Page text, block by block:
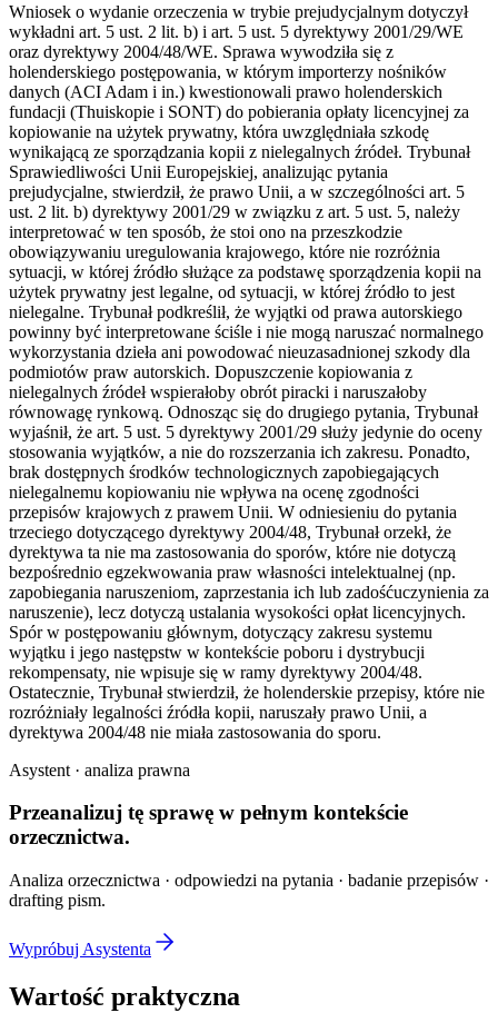
Wniosek o wydanie orzeczenia w trybie prejudycjalnym dotyczył
wykładni art. 5 ust. 2 lit. b) i art. 5 ust. 5 dyrektywy 2001/29/WE
oraz dyrektywy 2004/48/WE. Sprawa wywodziła się z
holenderskiego postępowania, w którym importerzy nośników
danych (ACI Adam i in.) kwestionowali prawo holenderskich
fundacji (Thuiskopie i SONT) do pobierania opłaty licencyjnej za
kopiowanie na użytek prywatny, która uwzględniała szkodę
wynikającą ze sporządzania kopii z nielegalnych źródeł. Trybunał
Sprawiedliwości Unii Europejskiej, analizując pytania
prejudycjalne, stwierdził, że prawo Unii, a w szczególności art. 5
ust. 2 lit. b) dyrektywy 2001/29 w związku z art. 5 ust. 5, należy
interpretować w ten sposób, że stoi ono na przeszkodzie
obowiązywaniu uregulowania krajowego, które nie rozróżnia
sytuacji, w której źródło służące za podstawę sporządzenia kopii na
użytek prywatny jest legalne, od sytuacji, w której źródło to jest
nielegalne. Trybunał podkreślił, że wyjątki od prawa autorskiego
powinny być interpretowane ściśle i nie mogą naruszać normalnego
wykorzystania dzieła ani powodować nieuzasadnionej szkody dla
podmiotów praw autorskich. Dopuszczenie kopiowania z
nielegalnych źródeł wspierałoby obrót piracki i naruszałoby
równowagę rynkową. Odnosząc się do drugiego pytania, Trybunał
wyjaśnił, że art. 5 ust. 5 dyrektywy 2001/29 służy jedynie do oceny
stosowania wyjątków, a nie do rozszerzania ich zakresu. Ponadto,
brak dostępnych środków technologicznych zapobiegających
nielegalnemu kopiowaniu nie wpływa na ocenę zgodności
przepisów krajowych z prawem Unii. W odniesieniu do pytania
trzeciego dotyczącego dyrektywy 2004/48, Trybunał orzekł, że
dyrektywa ta nie ma zastosowania do sporów, które nie dotyczą
bezpośrednio egzekwowania praw własności intelektualnej (np.
zapobiegania naruszeniom, zaprzestania ich lub zadośćuczynienia za
naruszenie), lecz dotyczą ustalania wysokości opłat licencyjnych.
Spór w postępowaniu głównym, dotyczący zakresu systemu
wyjątku i jego następstw w kontekście poboru i dystrybucji
rekompensaty, nie wpisuje się w ramy dyrektywy 2004/48.
Ostatecznie, Trybunał stwierdził, że holenderskie przepisy, które nie
rozróżniały legalności źródła kopii, naruszały prawo Unii, a
dyrektywa 2004/48 nie miała zastosowania do sporu.
Asystent · analiza prawna
Przeanalizuj tę sprawę w pełnym kontekście
orzecznictwa.
Analiza orzecznictwa · odpowiedzi na pytania · badanie przepisów ·
drafting pism.
Wypróbuj Asystenta
Wartość praktyczna